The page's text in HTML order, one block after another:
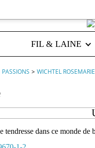
FIL & LAINE
> WICHTEL
tendresse dans ce monde de